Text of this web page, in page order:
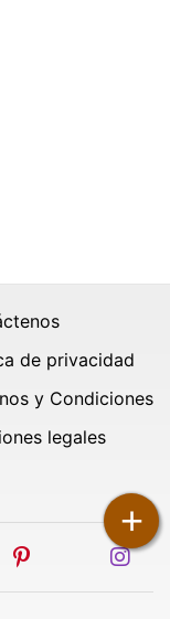
+
de privacidad
y Condiciones
legales
pinterest